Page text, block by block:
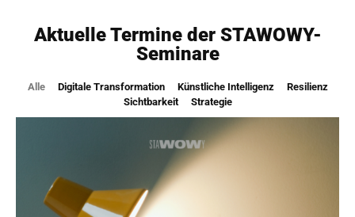
Aktuelle Termine der STAWOWY-
Seminare
Digitale Transformation Künstliche Intelligenz
Resilienz
Sichtbarkeit
Strategie
Alle